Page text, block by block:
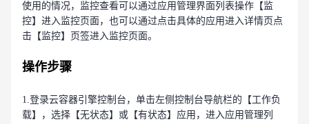
使用的情况，监控查看可以通过应用管理界面列表操作【监
控】进入监控页面，也可以通过点击具体的应用进入详情页点
击【监控】页签进入监控页面。
操作步骤
1.登录云容器引擎控制台，单击左侧控制台导航栏的【工作负
载】，选择【无状态】或【有状态】应用，进入应用管理列